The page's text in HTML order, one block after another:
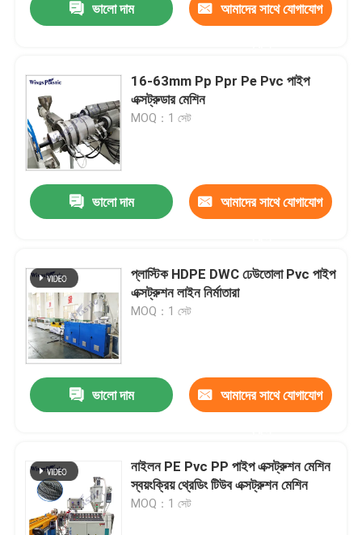
ভালো দাম আমাদের সাথে যোগাযোগ
16-63mm Pp Ppr Pe Pvc পাইপ
এক্সট্রুডার মেশিন
MOQ：1 সেট
ভালো দাম আমাদের সাথে যোগাযোগ
প্লাস্টিক HDPE DWC ঢেউতোলা Pvc পাইপ
এক্সট্রুশন লাইন নির্মাতারা
MOQ：1 সেট
ভালো দাম আমাদের সাথে যোগাযোগ
নাইলন PE Pvc PP পাইপ এক্সট্রুশন মেশিন
স্বয়ংক্রিয় থ্রেডিং টিউব এক্সট্রুশন মেশিন
MOQ：1 সেট